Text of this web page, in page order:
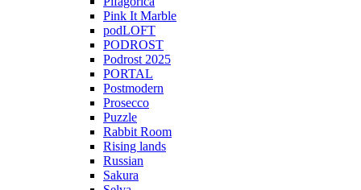
Pink It Marble
podLOFT
PODROST
Podrost 2025
PORTAL
Postmodern
Prosecco
Puzzle
Rabbit Room
Rising lands
Russian
Sakura